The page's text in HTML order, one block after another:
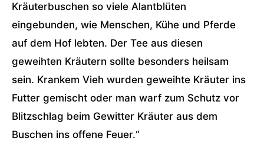
Kräuterbuschen so viele Alantblüten
eingebunden, wie Menschen, Kühe und Pferde
auf dem Hof lebten. Der Tee aus diesen
geweihten Kräutern sollte besonders heilsam
sein. Krankem Vieh wurden geweihte Kräuter ins
Futter gemischt oder man warf zum Schutz vor
Blitzschlag beim Gewitter Kräuter aus dem
Buschen ins offene Feuer.“